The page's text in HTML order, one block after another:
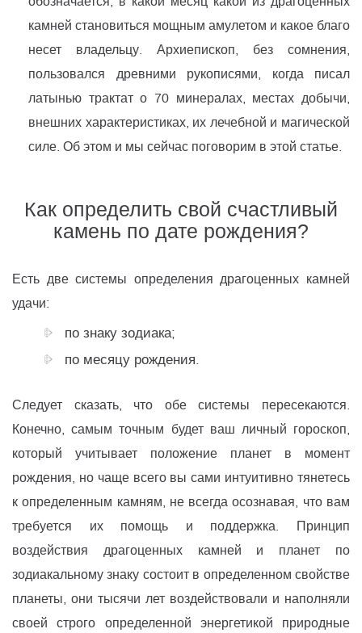
камней становиться мощным амулетом и какое благо
несет владельцу. Архиепископ, без сомнения,
пользовался древними рукописями, когда писал
латынью трактат о 70 минералах, местах добычи,
внешних характеристиках, их лечебной и магической
силе. Об этом и мы сейчас поговорим в этой статье.
Как определить свой счастливый
камень по дате рождения?
Есть две системы определения драгоценных камней
удачи:
по знаку зодиака;
по месяцу рождения.
Следует сказать, что обе системы пересекаются.
Конечно, самым точным будет ваш личный гороскоп,
который учитывает положение планет в момент
рождения, но чаще всего вы сами интуитивно тянетесь
к определенным камням, не всегда осознавая, что вам
требуется их помощь и поддержка. Принцип
воздействия драгоценных камней и планет по
зодиакальному знаку состоит в определенном свойстве
планеты, они тысячи лет воздействовали и наполняли
своей строго определенной энергетикой природные